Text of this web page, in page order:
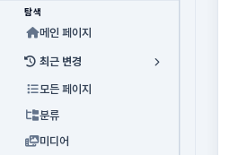
탐색
메인 페이지
최근 변경
모든 페이지
분류
미디어